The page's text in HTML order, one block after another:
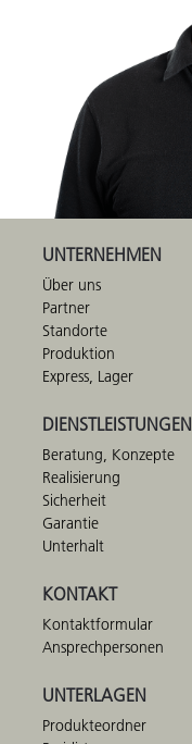
UNTERNEHMEN
Über uns
Partner
Standorte
Produktion
Express, Lager
DIENSTLEISTUNGEN
Beratung, Konzepte
Realisierung
Sicherheit
Garantie
Unterhalt
KONTAKT
Kontaktformular
Ansprechpersonen
UNTERLAGEN
Produkteordner